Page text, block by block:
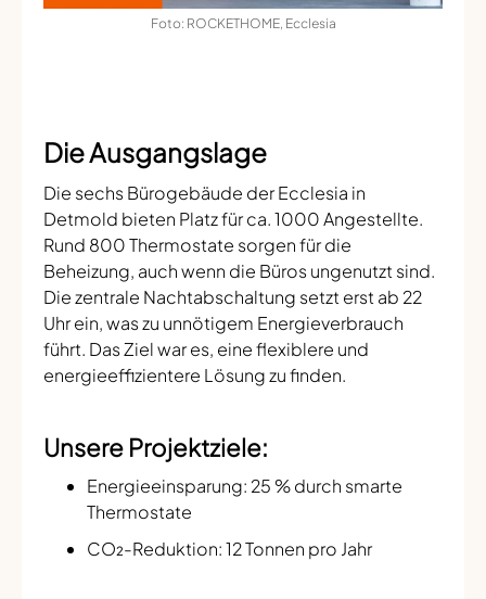
Foto: ROCKETHOME, Ecclesia
Die Ausgangslage
Die sechs Bürogebäude der Ecclesia in
Detmold bieten Platz für ca. 1000 Angestellte.
Rund 800 Thermostate sorgen für die
Beheizung, auch wenn die Büros ungenutzt sind.
Die zentrale Nachtabschaltung setzt erst ab 22
Uhr ein, was zu unnötigem Energieverbrauch
führt. Das Ziel war es, eine flexiblere und
energieeffizientere Lösung zu finden.
Unsere Projektziele:
Energieeinsparung: 25 % durch smarte
Thermostate
CO₂-Reduktion: 12 Tonnen pro Jahr